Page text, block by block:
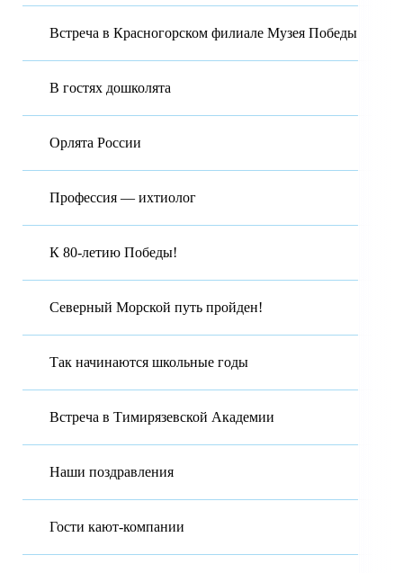
Встреча в Красногорском филиале Музея Победы
В гостях дошколята
Орлята России
Профессия — ихтиолог
К 80-летию Победы!
Северный Морской путь пройден!
Так начинаются школьные годы
Встреча в Тимирязевской Академии
Наши поздравления
Гости кают-компании